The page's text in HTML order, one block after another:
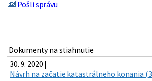
Pošli správu
Dokumenty na stiahnutie
30. 9. 2020 |
Návrh na začatie katastrálneho konania